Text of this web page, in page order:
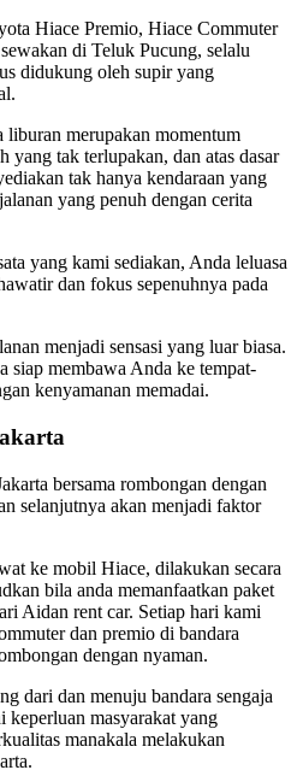
Hiace Premio, Hiace Commuter
di Teluk Pucung, selalu
didukung oleh supir yang
liburan merupakan momentum
yang tak terlupakan, dan atas dasar
tak hanya kendaraan yang
yang penuh dengan cerita
yang kami sediakan, Anda leluasa
dan fokus sepenuhnya pada
menjadi sensasi yang luar biasa.
siap membawa Anda ke tempat-
kenyamanan memadai.
bersama rombongan dengan
selanjutnya akan menjadi faktor
ke mobil Hiace, dilakukan secara
bila anda memanfaatkan paket
Aidan rent car. Setiap hari kami
dan premio di bandara
dengan nyaman.
dari dan menuju bandara sengaja
keperluan masyarakat yang
manakala melakukan